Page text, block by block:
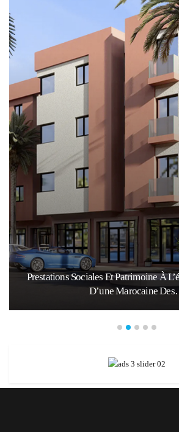
Prestations Sociales Et Patrimoine À
D’une Marocaine